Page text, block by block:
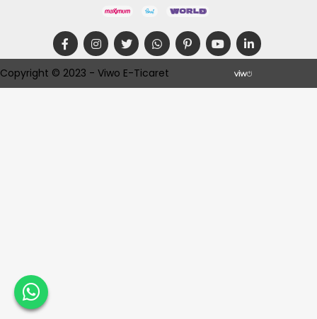
Copyright © 2023 - Viwo E-Ticaret